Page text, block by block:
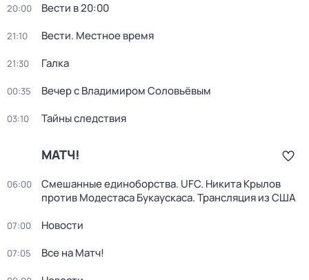
20:00 Вести в 20:00
21:10 Вести. Местное время
21:30 Галка
00:35 Вечер с Владимиром Соловьёвым
03:10 Тайны следствия
МАТЧ!
06:00
Смешанные единоборства. UFC. Никита Крылов
против Модестаса Букаускаса. Трансляция из США
07:00 Новости
07:05 Все на Матч!